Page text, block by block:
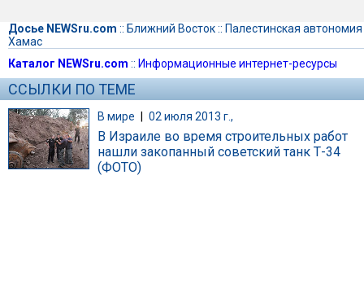
Досье NEWSru.com :: Ближний Восток:: Палестинская автономия
Хамас
Каталог NEWSru.com :: Информационные интернет-ресурсы
ССЫЛКИ ПО ТЕМЕ
В мире | 02 июля 2013 г.,
В Израиле во время строительных работ
нашли закопанный советский танк Т-34
(ФОТО)